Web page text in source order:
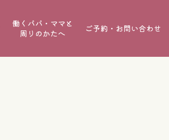
働くパパ・ママと
周りのかたへ
ご予約・お問い合わせ